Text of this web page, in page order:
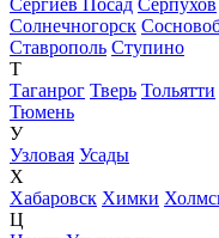
Сергиев Посад Серпухов
Солнечногорск
Ставрополь Ступино
Т
Таганрог Тверь Тольятти
Тюмень
У
Узловая Усады
Х
Хабаровск Химки
Ц